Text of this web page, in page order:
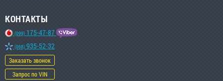
КОНТАКТЫ
(099) 175-47-87
(068) 935-52-32
Заказать звонок
Запрос по VIN